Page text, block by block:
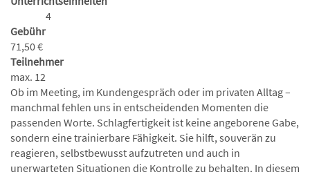
4
Gebühr
71,50 €
Teilnehmer
max. 12
Ob im Meeting, im Kundengespräch oder im privaten Alltag –
manchmal fehlen uns in entscheidenden Momenten die
passenden Worte. Schlagfertigkeit ist keine angeborene Gabe,
sondern eine trainierbare Fähigkeit. Sie hilft, souverän zu
reagieren, selbstbewusst aufzutreten und auch in
unerwarteten Situationen die Kontrolle zu behalten. In diesem